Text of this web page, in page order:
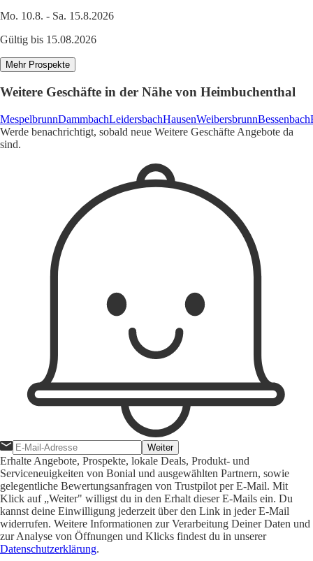
Mo. 10.8. - Sa. 15.8.2026
Gültig bis 15.08.2026
Mehr Prospekte
Weitere Geschäfte in der Nähe von Heimbuchenthal
MespelbrunnDammbachLeidersbachHausenWeibersbrunnBessenbach
Werde benachrichtigt, sobald neue Weitere Geschäfte Angebote da
sind.
Weiter
Erhalte Angebote, Prospekte, lokale Deals, Produkt- und
Serviceneuigkeiten von Bonial und ausgewählten Partnern, sowie
gelegentliche Bewertungsanfragen von Trustpilot per E-Mail. Mit
Klick auf „Weiter" willigst du in den Erhalt dieser E-Mails ein. Du
kannst deine Einwilligung jederzeit über den Link in jeder E-Mail
widerrufen. Weitere Informationen zur Verarbeitung Deiner Daten und
zur Analyse von Öffnungen und Klicks findest du in unserer
Datenschutzerklärung.